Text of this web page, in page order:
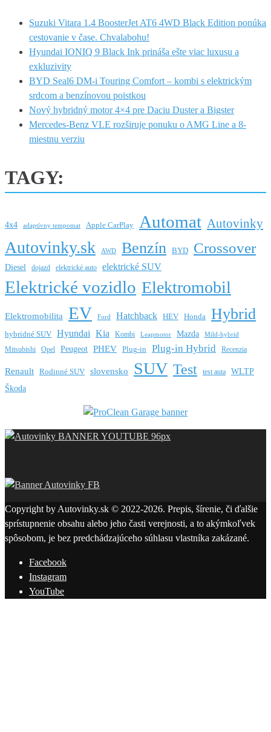
Suzuki Vitara 1.4 BoosterJet AT6 4WD Black Edition ponúka
cestovanie v čase. Chvalabohu!
Hyundai IONIQ 9 Black Ink prináša ešte viac luxusu a
exkluzivity
BYD Seal6 DM-i Touring Comfort – kombi s elektrickým
srdcom a benzínovou poistkou
Nový hybridný motor 4×4 pre Daciu Duster a Bigster
Mercedes-Benz VLE rozširuje ponuku o AMG Line a 8-
miestnu verziu
TAGY:
4x4 adaptívny tempomat Apple CarPlay Automat Autovinky
Autovinky.sk AWD Benzín BYD Crossover
Diesel dojazd elektrické auto elektrické SUV
Elektrické vozidlo Elektromobil
Elektromobilita EV Ford Hatchback HEV Honda Hybrid
hybridné SUV Hyundai Kia Kombi Leapmotor Mazda Mild-hybrid
Mitsubishi Opel Peugeot PHEV Plug-in Plug-in Hybrid Recenzia
Renault Rodinné SUV slovensko SUV Test test auta
WLTP
Škoda
Copyright by Autovinky.sk © 2022-2026. Prepis, šírenie, či ďalšie
sprístupnenie obsahu alebo jeho časti verejnosti, a to akýmkoľvek
spôsobom, je bez predchádzajúceho súhlasu vlastníka zakázané.
Facebook
Instagram
YouTube